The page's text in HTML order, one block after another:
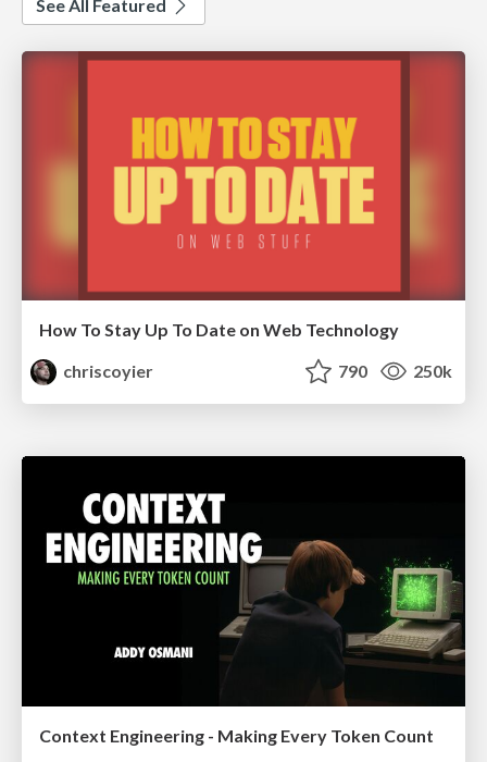
See All Featured
How To Stay Up To Date on Web Technology
chriscoyier
790 250k
Context Engineering - Making Every Token Count